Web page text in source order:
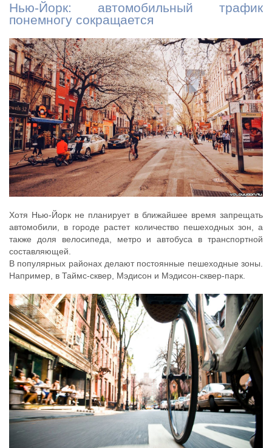
Нью-Йорк: автомобильный трафик
понемногу сокращается
Хотя Нью-Йорк не планирует в ближайшее время запрещать
автомобили, в городе растет количество пешеходных зон, а
также доля велосипеда, метро и автобуса в транспортной
составляющей.
В популярных районах делают постоянные пешеходные зоны.
Например, в Таймс-сквер, Мэдисон и Мэдисон-сквер-парк.